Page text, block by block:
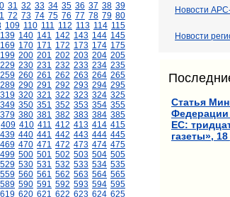
31 32 33 34 35 36 37 38 39
72 73 74 75 76 77 78 79 80
109 110 111 112 113 114 115
139 140 141 142 143 144 145
169 170 171 172 173 174 175
199 200 201 202 203 204 205
229 230 231 232 233 234 235
259 260 261 262 263 264 265
289 290 291 292 293 294 295
319 320 321 322 323 324 325
349 350 351 352 353 354 355
379 380 381 382 383 384 385
409 410 411 412 413 414 415
439 440 441 442 443 444 445
469 470 471 472 473 474 475
499 500 501 502 503 504 505
529 530 531 532 533 534 535
559 560 561 562 563 564 565
589 590 591 592 593 594 595
619 620 621 622 623 624 625
Новости
Новости
Статья
Федерации
ЕС:
газеты»,